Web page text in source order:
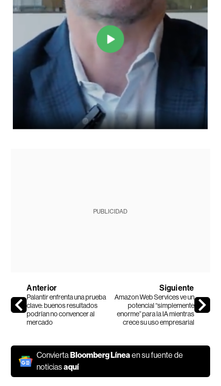
PUBLICIDAD
Anterior
Palantir enfrenta una prueba
clave: buenos resultados
podrían no convencer al
mercado
Siguiente
Amazon Web Services ve un
potencial “simplemente
enorme” para la IA mientras
crece su uso empresarial
ConviertaBloomberg Líneaen su fuente de
noticiasaquí